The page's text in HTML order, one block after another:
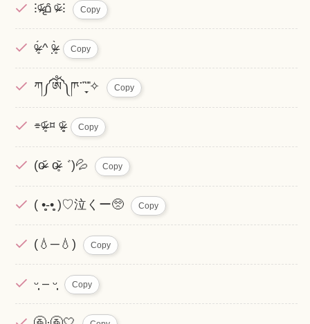
⁝ᵒ̴̶̷᷄൧̑ ᵒ̴̶̷᷅ ⁝ Copy
ᵒ̴̶̷̥́ ^ ᵒ̴̶̷̣̥̀ Copy
ཀ༼ༀ༽ཫ་῍̩̖̬ ̎ ̎✧ Copy
⌯ᵒ̴̶̷̥᷄ ⌑ ᵒ̴̶̷̥̥᷅ Copy
(o̴̶̷᷄ o̴̶̷̥᷅゛)💦 Copy
( •̥̥̥-•̥̥̥ )♡泣くー🥺 Copy
(💧─💧) Copy
ᵕ̩̩ – ᵕ̩̩ Copy